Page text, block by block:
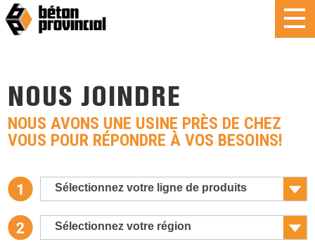
NOUS JOINDRE
NOUS AVONS UNE USINE PRÈS DE CHEZ
VOUS POUR RÉPONDRE À VOS BESOINS!
Sélectionnez votre ligne de produits
Sélectionnez votre région